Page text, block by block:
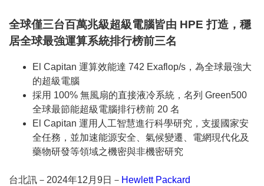
全球僅三台百萬兆級超級電腦皆由 HPE 打造，穩
居全球最強運算系統排行榜前三名
El Capitan 運算效能達 742 Exaflop/s，為全球最強大
的超級電腦
採用 100% 無風扇的直接液冷系統，名列 Green500
全球最節能超級電腦排行榜前 20 名
El Capitan 運用人工智慧進行科學研究，支援國家安
全任務，並加速能源安全、氣候變遷、電網現代化及
藥物研發等領域之機密與非機密研究
台北訊－2024年12月9日－ Hewlett Packard